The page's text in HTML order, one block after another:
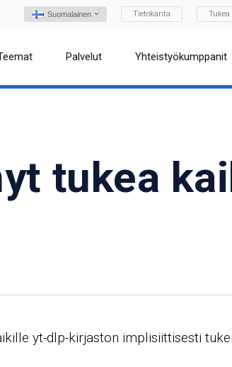
Suomalainen Tietokanta Tukea
Palvelut Yhteistyökumppanit
tukea
yt-dlp-kirjaston implisiittisesti